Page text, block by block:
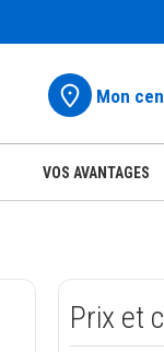
Mon
VOS AVANTAGES
Prix et